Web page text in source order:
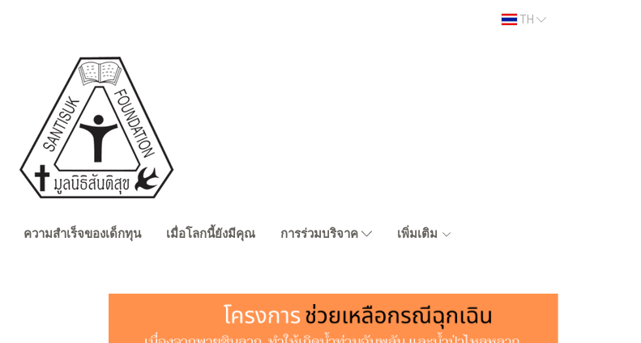
TH
ความสำเร็จของเด็กทุน เมื่อโลกนี้ยังมีคุณ การร่วมบริจาค เพิ่มเติม